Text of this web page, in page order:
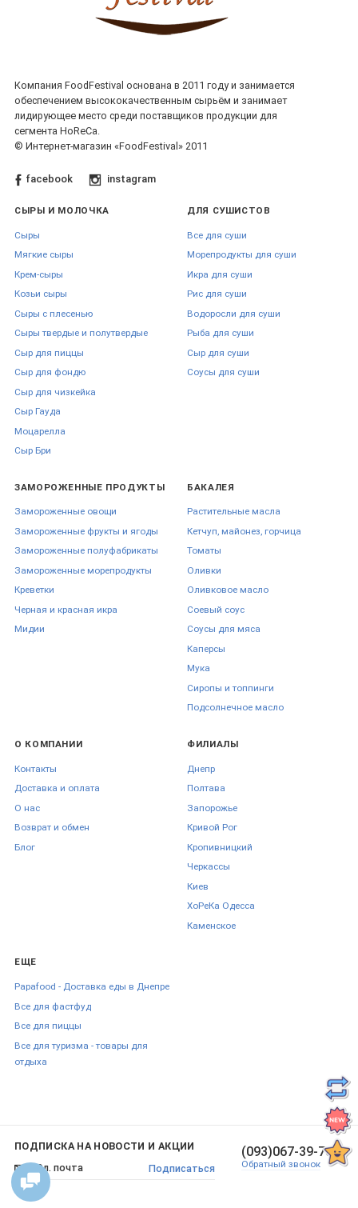
Компания FoodFestival основана в 2011 году и занимается
обеспечением высококачественным сырьём и занимает
лидирующее место среди поставщиков продукции для
сегмента HoReCa.
© Интернет-магазин «FoodFestival» 2011
facebook instagram
СЫРЫ И МОЛОЧКА
Сыры
Мягкие сыры
Крем-сыры
Козьи сыры
Сыры с плесенью
Сыры твердые и полутвердые
Сыр для пиццы
Сыр для фондю
Сыр для чизкейка
Сыр Гауда
Моцарелла
Сыр Бри
ДЛЯ СУШИСТОВ
Все для суши
Морепродукты для суши
Икра для суши
Рис для суши
Водоросли для суши
Рыба для суши
Сыр для суши
Соусы для суши
ЗАМОРОЖЕННЫЕ ПРОДУКТЫ
Замороженные овощи
Замороженные фрукты и ягоды
Замороженные полуфабрикаты
Замороженные морепродукты
Креветки
Черная и красная икра
Мидии
БАКАЛЕЯ
Растительные масла
Кетчуп, майонез, горчица
Томаты
Оливки
Оливковое масло
Соевый соус
Соусы для мяса
Каперсы
Мука
Сиропы и топпинги
Подсолнечное масло
О КОМПАНИИ
Контакты
Доставка и оплата
О нас
Возврат и обмен
Блог
ФИЛИАЛЫ
Днепр
Полтава
Запорожье
Кривой Рог
Кропивницкий
Черкаcсы
Киев
ХоРеКа Одесса
Каменское
ЕЩЕ
Papafood - Доставка еды в Днепре
Все для фастфуд
Все для пиццы
Все для туризма - товары для
отдыха
ПОДПИСКА НА НОВОСТИ И АКЦИИ
Подписаться
(093)067-39-70
Обратный звонок